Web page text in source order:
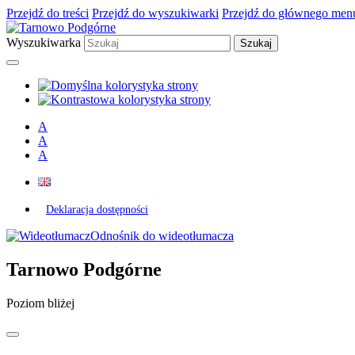
Przejdź do treści Przejdź do wyszukiwarki Przejdź do głównego
Wyszukiwarka
A
A
A
Deklaracja dostępności
Odnośnik do wideotłumacza
Tarnowo Podgórne
Poziom bliżej